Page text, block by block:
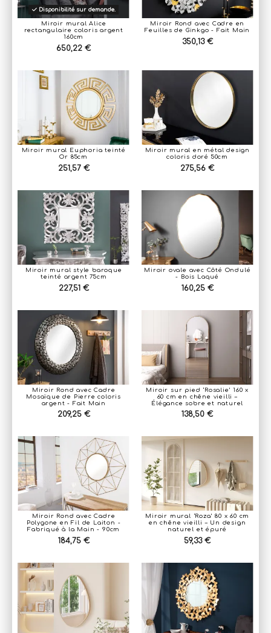
Disponibilité sur demande.
Miroir mural Alice
rectangulaire coloris argent
160cm
650,22 €
Miroir Rond avec Cadre en
Feuilles de Ginkgo - Fait Main
350,13 €
Miroir mural Euphoria teinté
Or 85cm
251,57 €
Miroir mural en métal design
coloris doré 50cm
275,56 €
Miroir mural style baroque
teinté argent 75cm
227,51 €
Miroir ovale avec Côté Ondulé
- Bois Laqué
160,25 €
Miroir Rond avec Cadre
Mosaïque de Pierre coloris
argent - Fait Main
209,25 €
Miroir sur pied ‘Rosalie’ 160 x
60 cm en chêne vieilli –
Élégance sobre et naturel
138,50 €
Miroir Rond avec Cadre
Polygone en Fil de Laiton -
Fabriqué à la Main - 90cm
184,75 €
Miroir mural ‘Roza’ 80 x 60 cm
en chêne vieilli – Un design
naturel et épuré
59,33 €